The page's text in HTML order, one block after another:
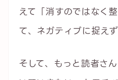
えて「消すのではなく
て、ネガティブに捉えず
そして、もっと読者さ